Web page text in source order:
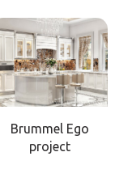
Brummel Ego
project